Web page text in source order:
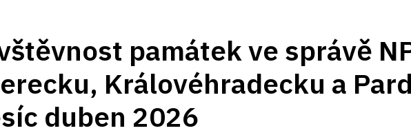
památek ve správě
Královéhradecku a
duben 2026